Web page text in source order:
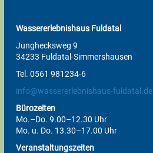
Wassererlebnishaus Fuldatal
Junghecksweg 9
34233 Fuldatal-Simmershausen
Tel. 0561 981234-6
info@wassererlebnishaus-fuldatal.de
Bürozeiten
Mo.–Do. 9.00–12.30 Uhr
Mo. u. Do. 13.30–17.00 Uhr
Veranstaltungszeiten